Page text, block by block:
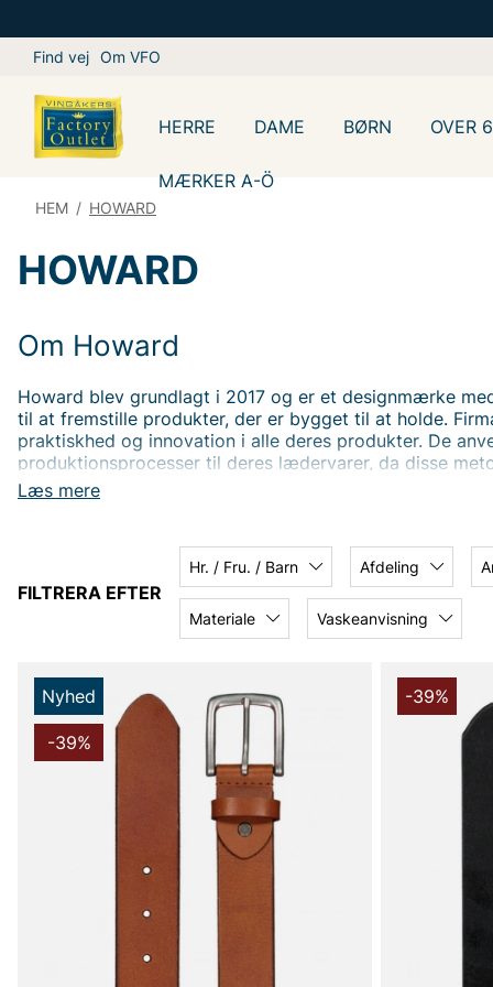
Find vej Om VFO
HERRE DAME BØRN OVER
MÆRKER A-Ö
HEM / HOWARD
HOWARD
Læs mere
Om Howard
Howard blev grundlagt i 2017 og er et designmærke
til at fremstille produkter, der er bygget til at holde.
praktiskhed og innovation i alle deres produkter. De
produktionsprocesser til deres lædervarer, da disse
kvalitetsniveau.
Vil give tilbage
Howard London vil hjælpe projekter, organisationer og
del af sine indtægter for at støtte lokale projekter i
donerede de i 2019 rygsække til en organisation, der
arbejdere i Indien. I Sverige støttede de
Foundation.
At kunne støtte forskellige organisationer er noget,
fortsætte med at støtte, og de har flere aktiviteter
"Motivationen, vi får, når vi hjælper børn eller en anden
magi; for mig er det en vigtig del af, hvorfor jeg gør det
Holmström, adm. direktør i Howard London
Miljøpåvirkning og produktion
For Howard handler det om at føre løbende dialoger
FILTRERA EFTER
Hr. / Fru. / Barn Afdeling
Materiale Vaskeanvisning
Nyhed
-39%
-39%